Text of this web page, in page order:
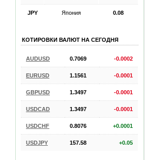
JPY Япония 0.08
КОТИРОВКИ ВАЛЮТ НА СЕГОДНЯ
AUDUSD 0.7069 -0.0002
EURUSD 1.1561 -0.0001
GBPUSD 1.3497 -0.0001
USDCAD 1.3497 -0.0001
USDCHF 0.8076 +0.0001
USDJPY 157.58 +0.05